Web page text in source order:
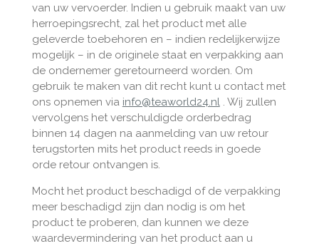
van uw vervoerder. Indien u gebruik maakt van uw
herroepingsrecht, zal het product met alle
geleverde toebehoren en – indien redelijkerwijze
mogelijk – in de originele staat en verpakking aan
de ondernemer geretourneerd worden. Om
gebruik te maken van dit recht kunt u contact met
ons opnemen via info@teaworld24.nl. Wij zullen
vervolgens het verschuldigde orderbedrag
binnen 14 dagen na aanmelding van uw retour
terugstorten mits het product reeds in goede
orde retour ontvangen is.
Mocht het product beschadigd of de verpakking
meer beschadigd zijn dan nodig is om het
product te proberen, dan kunnen we deze
waardevermindering van het product aan u